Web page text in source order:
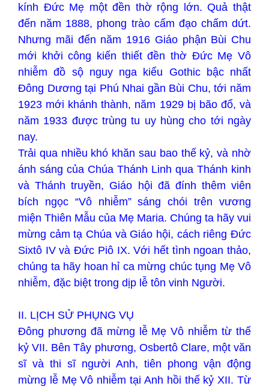
kính Đức Mẹ một đền thờ rộng lớn. Quả thật
đến năm 1888, phong trào cấm đạo chấm dứt.
Nhưng mãi đến năm 1916 Giáo phận Bùi Chu
mới khởi công kiến thiết đền thờ Đức Mẹ Vô
nhiễm đồ sộ nguy nga kiểu Gothic bậc nhất
Đông Dương tại Phú Nhai gần Bùi Chu, tới năm
1923 mới khánh thành, năm 1929 bị bão đổ, và
năm 1933 được trùng tu uy hùng cho tới ngày
nay.
Trải qua nhiều khó khăn sau bao thế kỷ, và nhờ
ánh sáng của Chúa Thánh Linh qua Thánh kinh
và Thánh truyền, Giáo hội đã đính thêm viên
bích ngọc “Vô nhiễm” sáng chói trên vương
miện Thiên Mẫu của Mẹ Maria. Chúng ta hãy vui
mừng cảm tạ Chúa và Giáo hội, cách riêng Đức
Sixtô IV và Đức Piô IX. Với hết tình ngoan thảo,
chúng ta hãy hoan hỉ ca mừng chúc tụng Mẹ Vô
nhiễm, đặc biệt trong dịp lễ tôn vinh Người.
II. LỊCH SỬ PHỤNG VỤ
Đông phương đã mừng lễ Mẹ Vô nhiễm từ thế
kỷ VII. Bên Tây phương, Osbertô Clare, một văn
sĩ và thi sĩ người Anh, tiên phong vận động
mừng lễ Mẹ Vô nhiễm tại Anh hồi thế kỷ XII. Từ